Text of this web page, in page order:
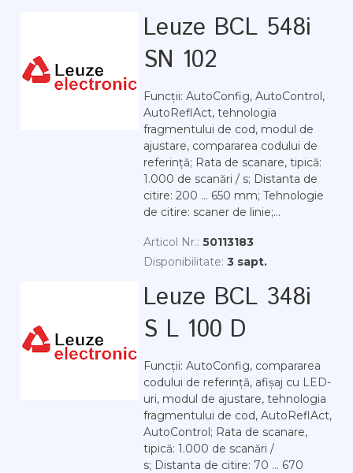
Leuze BCL 548i
SN 102
Funcții: AutoConfig, AutoControl,
AutoReflAct, tehnologia
fragmentului de cod, modul de
ajustare, compararea codului de
referință; Rata de scanare, tipică:
1.000 de scanări / s; Distanta de
citire: 200 ... 650 mm; Tehnologie
de citire: scaner de linie;...
Articol Nr.: 50113183
Disponibilitate: 3 sapt.
Leuze BCL 348i
S L 100 D
Funcții: AutoConfig, compararea
codului de referință, afișaj cu LED-
uri, modul de ajustare, tehnologia
fragmentului de cod, AutoReflAct,
AutoControl; Rata de scanare,
tipică: 1.000 de scanări /
s; Distanta de citire: 70 ... 670